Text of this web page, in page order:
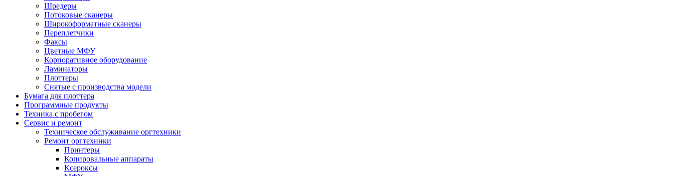
Шредеры
Потоковые сканеры
Широкоформатные сканеры
Переплетчики
Факсы
Цветные МФУ
Корпоративное оборудование
Ламинаторы
Плоттеры
Снятые с производства модели
Бумага для плоттера
Программные продукты
Техника с пробегом
Сервис и ремонт
Техническое обслуживание оргтехники
Ремонт оргтехники
Принтеры
Копировальные аппараты
Ксероксы